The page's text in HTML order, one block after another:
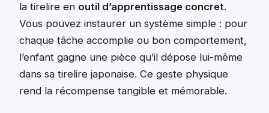
la tirelire en outil d’apprentissage concret.
Vous pouvez instaurer un système simple : pour
chaque tâche accomplie ou bon comportement,
l’enfant gagne une pièce qu’il dépose lui-même
dans sa tirelire japonaise. Ce geste physique
rend la récompense tangible et mémorable.